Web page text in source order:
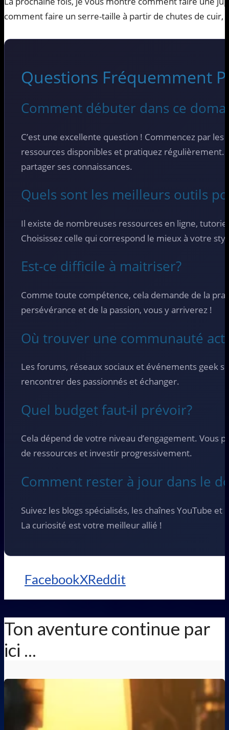
comment faire un serre-taille à partir de chutes de cuir,
Questions Fréquemment
Comment débuter dans ce
C’est une excellente question ! Commencez par les
ressources disponibles et pratiquez régulièrement.
partager ses connaissances.
Quels sont les meilleurs outils
Il existe de nombreuses ressources en ligne,
Choisissez celle qui correspond le mieux à votre
Est-ce difficile à maitriser?
Comme toute compétence, cela demande de la
persévérance et de la passion, vous y arriverez !
Où trouver une communauté
Les forums, réseaux sociaux et événements geek
rencontrer des passionnés et échanger.
Quel budget faut-il prévoir?
Cela dépend de votre niveau d’engagement. Vous
de ressources et investir progressivement.
Comment rester à jour dans le
Suivez les blogs spécialisés, les chaînes YouTube
La curiosité est votre meilleur allié !
FacebookXReddit
Ton aventure continue par
ici ...